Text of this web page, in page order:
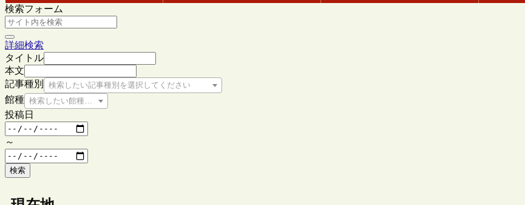
検索フォーム
詳細検索
タイトル
本文
記事種別
検索したい記事種別を選択してください
館種 検索したい館種を選択してください
投稿日
～
検索